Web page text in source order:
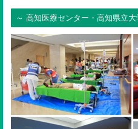
～ 高知医療センター・高知県立